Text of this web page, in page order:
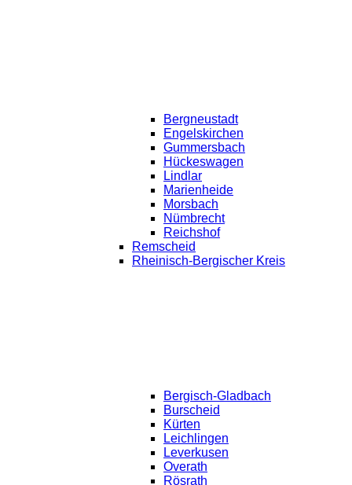
Bergneustadt
Engelskirchen
Gummersbach
Hückeswagen
Lindlar
Marienheide
Morsbach
Nümbrecht
Reichshof
Remscheid
Rheinisch-Bergischer Kreis
Bergisch-Gladbach
Burscheid
Kürten
Leichlingen
Leverkusen
Overath
Rösrath